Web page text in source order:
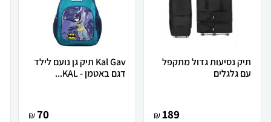
תיק נסיעות גדול מתקפל
עם גלגלים
189
₪
Kal Gav תיק גן נועם לילד
דגם באטמן - KAL...
70
₪